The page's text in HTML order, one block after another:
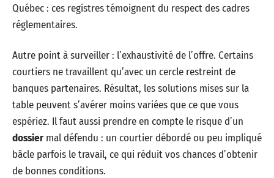
Québec : ces registres témoignent du respect des cadres
réglementaires.
Autre point à surveiller : l’exhaustivité de l’offre. Certains
courtiers ne travaillent qu’avec un cercle restreint de
banques partenaires. Résultat, les solutions mises sur la
table peuvent s’avérer moins variées que ce que vous
espériez. Il faut aussi prendre en compte le risque d’un
dossiermal défendu : un courtier débordé ou peu impliqué
bâcle parfois le travail, ce qui réduit vos chances d’obtenir
de bonnes conditions.